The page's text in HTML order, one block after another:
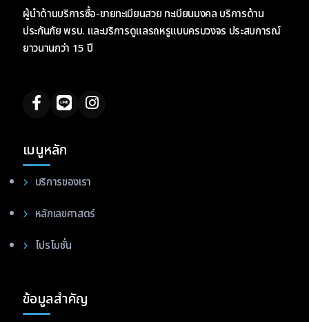
ผู้นำด้านบริการซื้อ-ขายทะเบียนสวย ทะเบียนมงคล บริการด้าน
ประกันภัย พรบ. และบริการดูแลรถหรูแบบครบวงจร ประสบการณ์
ยาวนานกว่า 15 ปี
เมนูหลัก
บริการของเรา
หลักเลขศาสตร์
โปรโมชั่น
ข้อมูลสำคัญ